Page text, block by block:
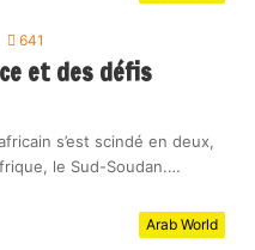
641
et des défis
s’est scindé en deux,
le Sud-Soudan.…
Arab World